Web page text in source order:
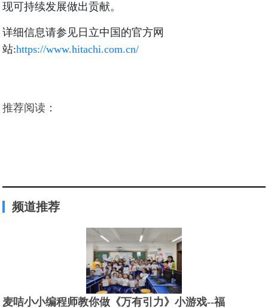
现可持续发展做出贡献。
详细信息请参见日立中国的官方网
站:https://www.hitachi.com.cn/
推荐阅读：
频道推荐
麦咭小小编程师教你做《万有引力》小游戏--福